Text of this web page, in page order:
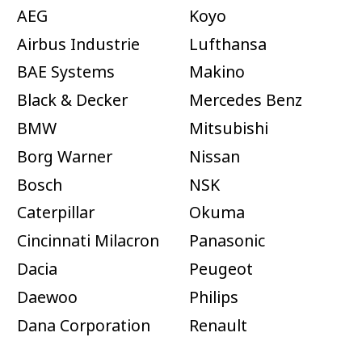
AEG
Airbus Industrie
BAE Systems
Black & Decker
BMW
Borg Warner
Bosch
Caterpillar
Cincinnati Milacron
Dacia
Daewoo
Dana Corporation
Koyo
Lufthansa
Makino
Mercedes Benz
Mitsubishi
Nissan
NSK
Okuma
Panasonic
Peugeot
Philips
Renault